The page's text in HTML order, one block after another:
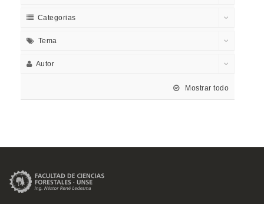
Categorias
Tema
Autor
Mostrar todo